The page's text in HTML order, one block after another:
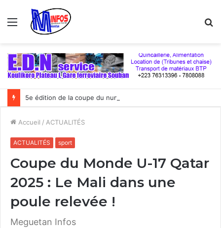
Menu
Accueil / ACTUALITÉS
ACTUALITÉS sport
Coupe du Monde U-17 Qatar
2025 : Le Mali dans une
poule relevée !
Meguetan Infos